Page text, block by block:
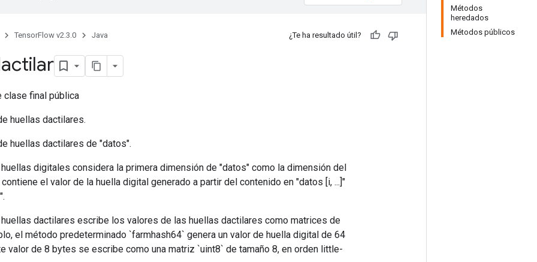
Métodos
heredados
Métodos públicos
TensorFlow v2.3.0 Java ¿Te ha resultado útil?
clase final pública
huellas dactilares.
huellas dactilares de "datos".
digitales considera la primera dimensión de "datos" como la dimensión del
el valor de la huella digital generado a partir del contenido en "datos [i, ...]"
dactilares escribe los valores de las huellas dactilares como matrices de
el método predeterminado `farmhash64` genera un valor de huella digital de 64
valor de 8 bytes se escribe como una matriz `uint8` de tamaño 8, en orden little-